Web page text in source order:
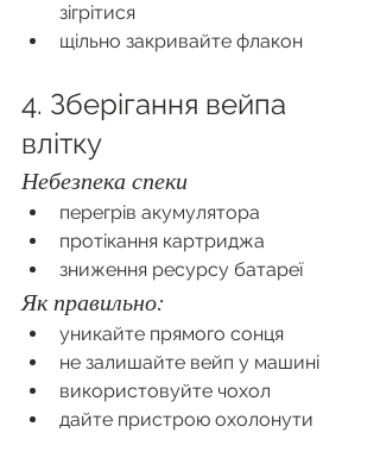
зігрітися
щільно закривайте флакон
4. Зберігання вейпа
влітку
Небезпека спеки
перегрів акумулятора
протікання картриджа
зниження ресурсу батареї
Як правильно:
уникайте прямого сонця
не залишайте вейп у машині
використовуйте чохол
дайте пристрою охолонути